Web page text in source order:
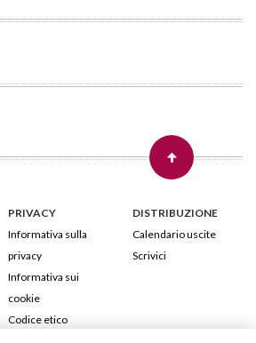
PRIVACY
Informativa sulla
privacy
Informativa sui
cookie
Codice etico
DISTRIBUZIONE
Calendario uscite
Scrivici